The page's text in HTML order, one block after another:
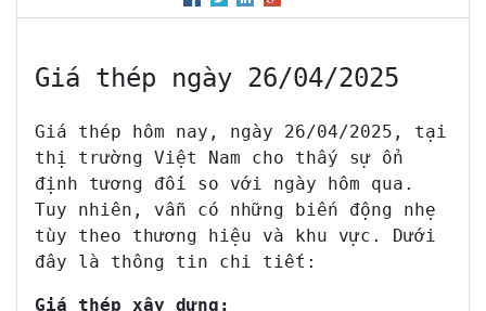
Giá thép ngày 26/04/2025
Giá thép hôm nay, ngày 26/04/2025, tại
thị trường Việt Nam cho thấy sự ổn
định tương đối so với ngày hôm qua.
Tuy nhiên, vẫn có những biến động nhẹ
tùy theo thương hiệu và khu vực. Dưới
đây là thông tin chi tiết:
Giá thép xây dựng: